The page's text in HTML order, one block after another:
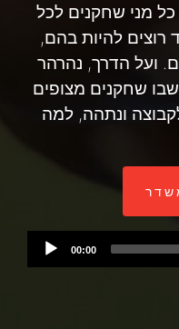
מני שחקנים לכל
רוצים להיות בהם,
ועל הדרך, נהרהר
שחקנים מצופים
ונתהה, למה
00:00